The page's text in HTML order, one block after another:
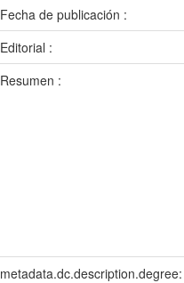
Fecha de publicación :
Editorial :
Resumen :
metadata.dc.description.degree: